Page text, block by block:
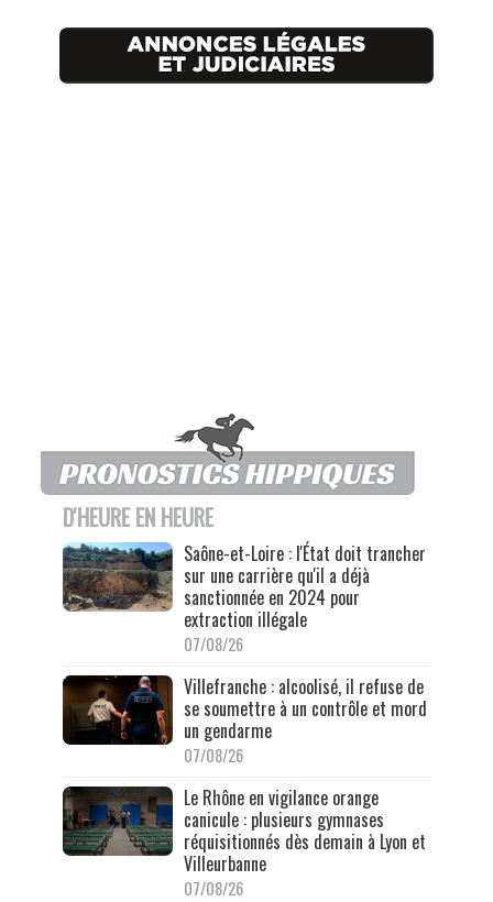
D'HEURE EN HEURE
Saône-et-Loire : l'État doit trancher
sur une carrière qu'il a déjà
sanctionnée en 2024 pour
extraction illégale
07/08/26
Villefranche : alcoolisé, il refuse de
se soumettre à un contrôle et mord
un gendarme
07/08/26
Le Rhône en vigilance orange
canicule : plusieurs gymnases
réquisitionnés dès demain à Lyon et
Villeurbanne
07/08/26